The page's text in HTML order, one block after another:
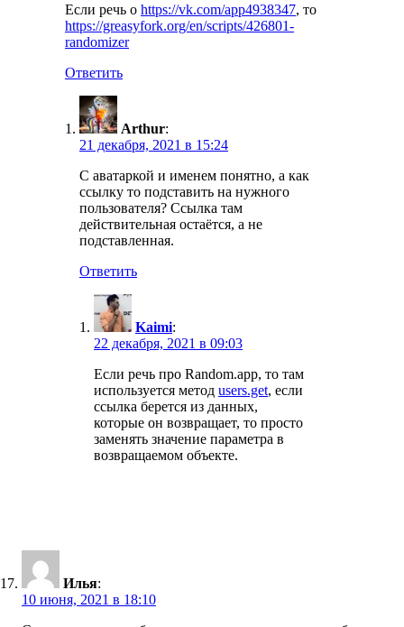
Если речь о https://vk.com/app4938347, то
https://greasyfork.org/en/scripts/426801-
randomizer
Ответить
Arthur:
21 декабря, 2021 в 15:24
С аватаркой и именем понятно, а как
ссылку то подставить на нужного
пользователя? Ссылка там
действительная остаётся, а не
подставленная.
Ответить
Kaimi:
22 декабря, 2021 в 09:03
Если речь про Random.app, то там
используется метод users.get, если
ссылка берется из данных,
которые он возвращает, то просто
заменять значение параметра в
возвращаемом объекте.
Илья:
10 июня, 2021 в 18:10